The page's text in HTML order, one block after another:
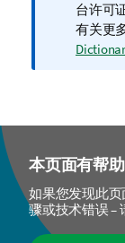
息
注
释
台许可
有关更
本页面有帮
如果您发现此
骤或技术错误 –